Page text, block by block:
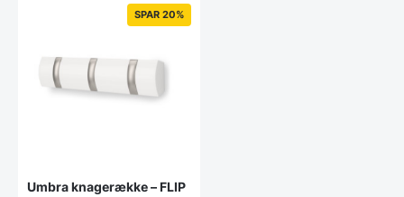
SPAR 20%
Umbra knagerække – FLIP